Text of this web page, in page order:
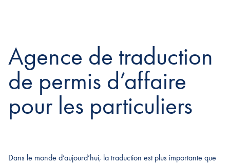
Agence de traduction
de permis d’affaire
pour les particuliers
Dans le monde d’aujourd’hui, la traduction est plus importante que